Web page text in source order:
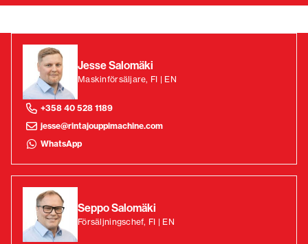
Jesse Salomäki
Maskinförsäljare, FI | EN
+358 40 528 1189
jesse@rintajouppimachine.com
WhatsApp
Seppo Salomäki
Försäljningschef, FI | EN